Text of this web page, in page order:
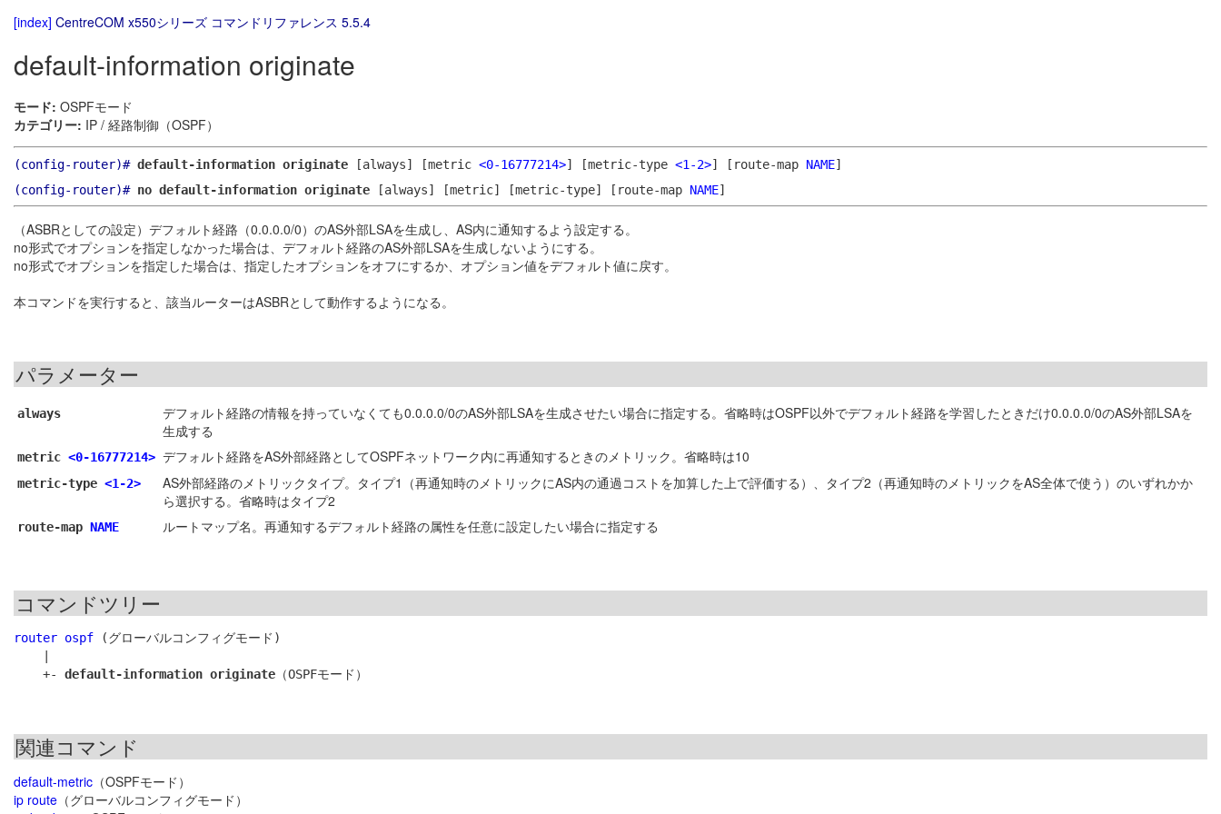
[index] CentreCOM x550シリーズ コマンドリファレンス 5.5.4
default-information originate
モード: OSPFモード
カテゴリー: IP / 経路制御（OSPF）
(config-router)# default-information originate [always] [metric <0-16777214>] [metric-type <1-2>] [route-map NAME]
(config-router)# no default-information originate [always] [metric] [metric-type] [route-map NAME]
（ASBRとしての設定）デフォルト経路（0.0.0.0/0）のAS外部LSAを生成し、AS内に通知するよう設定する。
no形式でオプションを指定しなかった場合は、デフォルト経路のAS外部LSAを生成しないようにする。
no形式でオプションを指定した場合は、指定したオプションをオフにするか、オプション値をデフォルト値に戻す。
本コマンドを実行すると、該当ルーターはASBRとして動作するようになる。
パラメーター
always
デフォルト経路の情報を持っていなくても0.0.0.0/0のAS外部LSAを生成させたい場合に指定する。省略時はOSPF以外でデフォルト経路を学習したときだけ0.0.0.0/0のAS外部LSAを
生成する
metric <0-16777214> デフォルト経路をAS外部経路としてOSPFネットワーク内に再通知するときのメトリック。省略時は10
metric-type <1-2>
AS外部経路のメトリックタイプ。タイプ1（再通知時のメトリックにAS内の通過コストを加算した上で評価する）、タイプ2（再通知時のメトリックをAS全体で使う）のいずれかか
ら選択する。省略時はタイプ2
route-map NAME ルートマップ名。再通知するデフォルト経路の属性を任意に設定したい場合に指定する
コマンドツリー
router ospf (グローバルコンフィグモード)
    +-
default-information originate
関連コマンド
default-metric （OSPFモード）
ip route （グローバルコンフィグモード）